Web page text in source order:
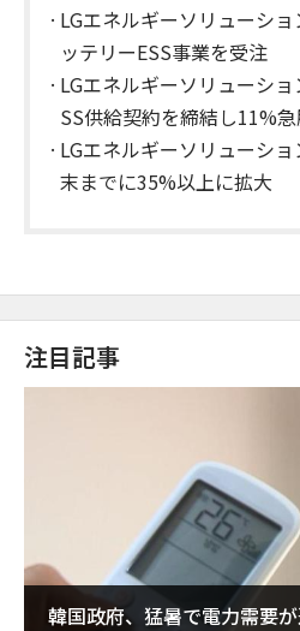
LGエネルギーソリューシ
ッテリーESS事業を受注
LGエネルギーソリューシ
SS供給契約を締結し11%
LGエネルギーソリューシ
末までに35%以上に拡大
注目記事
韓国政府、猛暑で電力需要